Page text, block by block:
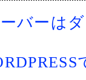
バーは